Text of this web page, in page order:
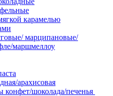
карамелью
марципановые/
маршмеллоу
арахисовая
шоколада/печенья